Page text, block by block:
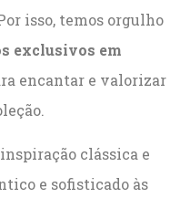
isso, temos orgulho
exclusivos em
encantar e valorizar
clássica e
e sofisticado às